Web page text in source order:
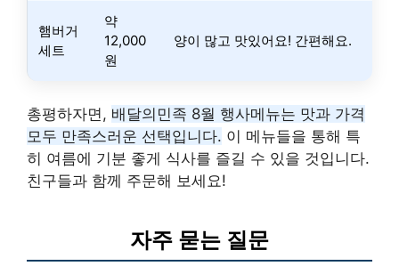
햄버거
세트
약
12,000
원
양이 많고 맛있어요! 간편해요.
총평하자면, 배달의민족 8월 행사메뉴는 맛과 가격
모두 만족스러운 선택입니다. 이 메뉴들을 통해 특
히 여름에 기분 좋게 식사를 즐길 수 있을 것입니다.
친구들과 함께 주문해 보세요!
자주 묻는 질문